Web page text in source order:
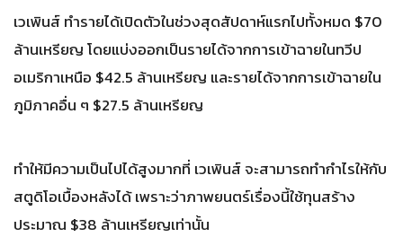
เวเพินส์ ทำรายได้เปิดตัวในช่วงสุดสัปดาห์แรกไปทั้งหมด $70
ล้านเหรียญ โดยแบ่งออกเป็นรายได้จากการเข้าฉายในทวีป
อเมริกาเหนือ $42.5 ล้านเหรียญ และรายได้จากการเข้าฉายใน
ภูมิภาคอื่น ๆ $27.5 ล้านเหรียญ
ทำให้มีความเป็นไปได้สูงมากที่ เวเพินส์ จะสามารถทำกำไรให้กับ
สตูดิโอเบื้องหลังได้ เพราะว่าภาพยนตร์เรื่องนี้ใช้ทุนสร้าง
ประมาณ $38 ล้านเหรียญเท่านั้น